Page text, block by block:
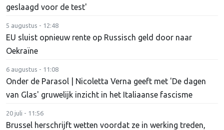
geslaagd voor de test'
5 augustus - 12:48
EU sluist opnieuw rente op Russisch geld door naar
Oekraïne
6 augustus - 11:08
Onder de Parasol | Nicoletta Verna geeft met 'De dagen
van Glas' gruwelijk inzicht in het Italiaanse fascisme
20 juli - 11:56
Brussel herschrijft wetten voordat ze in werking treden,